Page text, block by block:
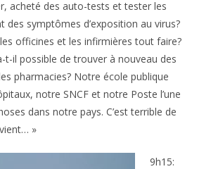
acheté des auto-tests et tester les
des symptômes d’exposition au virus?
officines et les infirmières tout faire?
t-il possible de trouver à nouveau des
pharmacies? Notre école publique
notre SNCF et notre Poste l’une
dans notre pays. C’est terrible de
»
9h15: